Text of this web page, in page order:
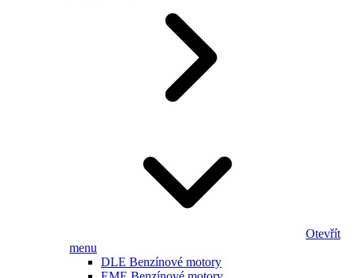
Otevřít
menu
DLE Benzínové motory